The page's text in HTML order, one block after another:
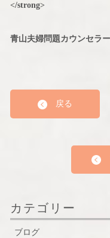
</strong>
青山夫婦問題カウンセラ
戻る
カテゴリー
ブログ